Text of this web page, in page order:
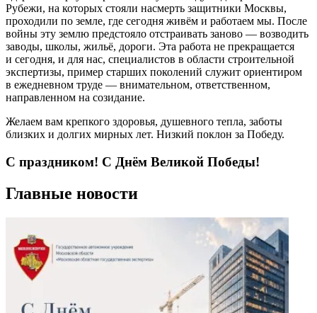
Рубежи, на которых стояли насмерть защитники Москвы,
проходили по земле, где сегодня живём и работаем мы. После
войны эту землю предстояло отстраивать заново — возводить
заводы, школы, жильё, дороги. Эта работа не прекращается
и сегодня, и для нас, специалистов в области строительной
экспертизы, пример старших поколений служит ориентиром
в ежедневном труде — внимательном, ответственном,
направленном на созидание.
Желаем вам крепкого здоровья, душевного тепла, заботы
близких и долгих мирных лет. Низкий поклон за Победу.
С праздником! С Днём Великой Победы!
Главные новости